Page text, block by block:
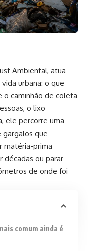
Ambiental, atua
urbana: o que
o caminhão de coleta
o lixo
ele percorre uma
gargalos que
matéria-prima
décadas ou parar
de onde foi
comum ainda é